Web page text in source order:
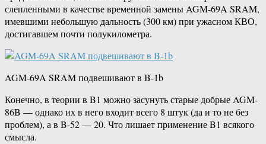
слепленными в качестве временной замены AGM-69A SRAM,
имевшими небольшую дальность (300 км) при ужасном КВО,
достигавшем почти полукилометра.
AGM-69A SRAM подвешивают в B-1b
Конечно, в теории в B1 можно засунуть старые добрые AGM-
86B — однако их в него входит всего 8 штук (да и то не без
проблем), а в B-52 — 20. Что лишает применение B1 всякого
смысла.